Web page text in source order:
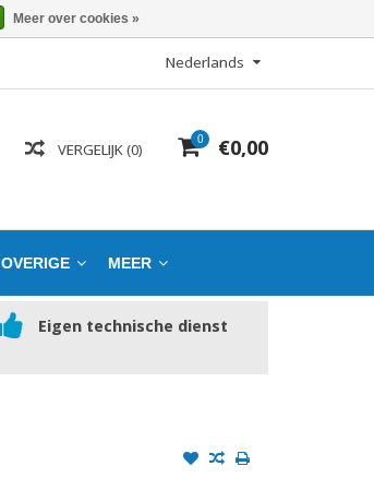
Nederlands
0 €0,00
VERGELIJK (0)
OVERIGE MEER
Eigen technische dienst
Meer over cookies »